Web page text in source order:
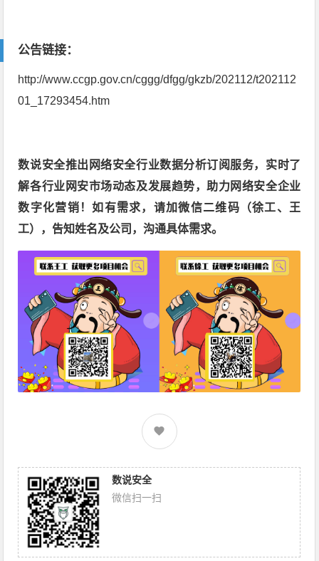
公告链接：
http://www.ccgp.gov.cn/cggg/dfgg/gkzb/202112/t202112
01_17293454.htm
数说安全推出网络安全行业数据分析订阅服务，实时了
解各行业网安市场动态及发展趋势，助力网络安全企业
数字化营销！如有需求，请加微信二维码（徐工、王
工），告知姓名及公司，沟通具体需求。
数说安全
微信扫一扫